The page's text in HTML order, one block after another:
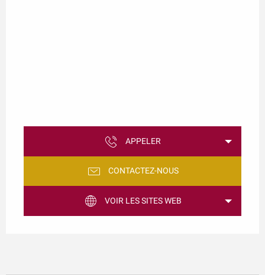
APPELER
CONTACTEZ-NOUS
VOIR LES SITES WEB